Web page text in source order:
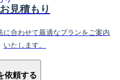
お見積もり
に合わせて最適なプランをご案内
いたします。
依頼する